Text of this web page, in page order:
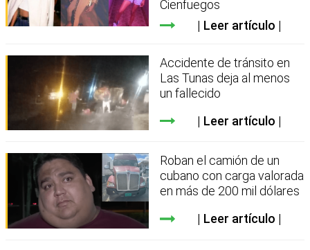
Cienfuegos
Leer artículo
Accidente de tránsito en
Las Tunas deja al menos
un fallecido
Leer artículo
Roban el camión de un
cubano con carga valorada
en más de 200 mil dólares
Leer artículo